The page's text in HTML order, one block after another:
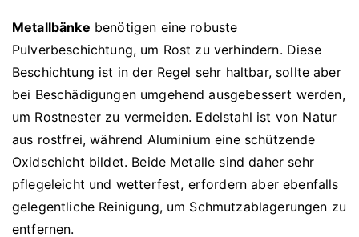
Metallbänke benötigen eine robuste
Pulverbeschichtung, um Rost zu verhindern. Diese
Beschichtung ist in der Regel sehr haltbar, sollte aber
bei Beschädigungen umgehend ausgebessert werden,
um Rostnester zu vermeiden. Edelstahl ist von Natur
aus rostfrei, während Aluminium eine schützende
Oxidschicht bildet. Beide Metalle sind daher sehr
pflegeleicht und wetterfest, erfordern aber ebenfalls
gelegentliche Reinigung, um Schmutzablagerungen zu
entfernen.